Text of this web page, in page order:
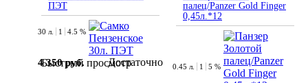
ПЭТ
Быстрый просмотр
30 л. 1 4.5 %
4 350 руб. Достаточно
палец/Panzer Gold Finger
0,45л.*12
0.45 л. 1 5 %